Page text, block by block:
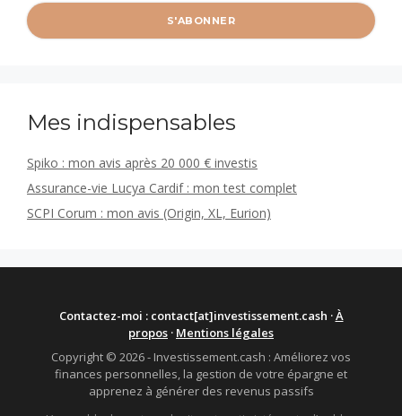
Mes indispensables
Spiko : mon avis après 20 000 € investis
Assurance-vie Lucya Cardif : mon test complet
SCPI Corum : mon avis (Origin, XL, Eurion)
Contactez-moi : contact[at]investissement.cash ·À
propos · Mentions légales
Copyright © 2026 - Investissement.cash : Améliorez vos
finances personnelles, la gestion de votre épargne et
apprenez à générer des revenus passifs